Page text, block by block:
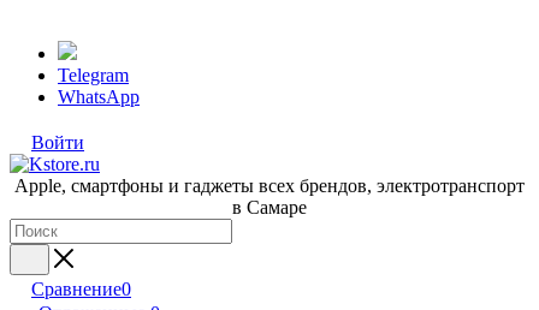
Telegram
WhatsApp
Войти
Apple, cмартфоны и гаджеты всех брендов, электротранспорт
в Самаре
Сравнение0